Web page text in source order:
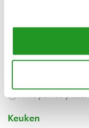
Airconditioning
Babybed
Privé parkeerplaats
Keuken